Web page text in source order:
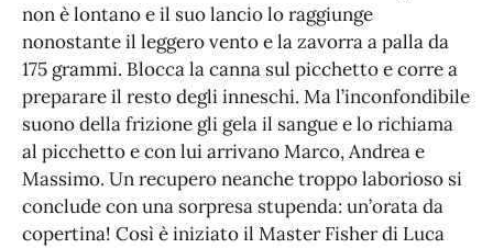
non è lontano e il suo lancio lo raggiunge
nonostante il leggero vento e la zavorra a palla da
175 grammi. Blocca la canna sul picchetto e corre a
preparare il resto degli inneschi. Ma l’inconfondibile
suono della frizione gli gela il sangue e lo richiama
al picchetto e con lui arrivano Marco, Andrea e
Massimo. Un recupero neanche troppo laborioso si
conclude con una sorpresa stupenda: un’orata da
copertina! Così è iniziato il Master Fisher di Luca